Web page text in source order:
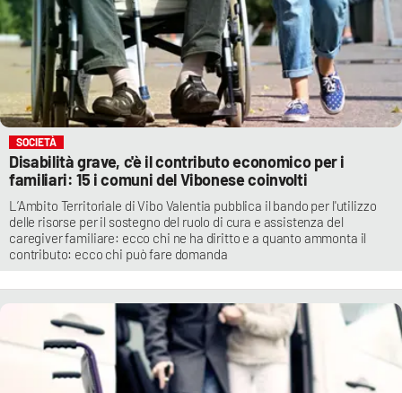
SOCIETÀ
Disabilità grave, c'è il contributo economico per i
familiari: 15 i comuni del Vibonese coinvolti
L’Ambito Territoriale di Vibo Valentia pubblica il bando per l'utilizzo
delle risorse per il sostegno del ruolo di cura e assistenza del
caregiver familiare: ecco chi ne ha diritto e a quanto ammonta il
contributo: ecco chi può fare domanda